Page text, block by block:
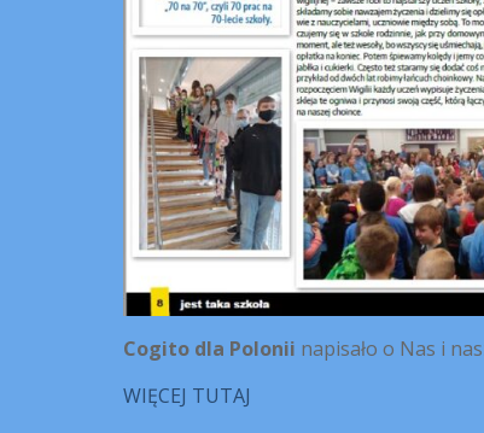
Cogito dla Polonii napisało o Nas i
WIĘCEJ TUTAJ